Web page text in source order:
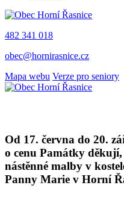
482 341 018
obec@hornirasnice.cz
Mapa webu Verze pro seniory
Od 17. června do 20.
o cenu Památky děkují,
nástěnné malby v
Panny Marie v Horní